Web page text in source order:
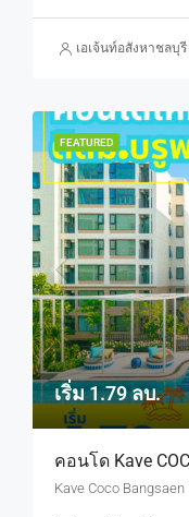
เอเจ้นท์อสังหาชลบุรี
FEATURED
เริ่ม 1.79 ลบ.
คอนโด Kave